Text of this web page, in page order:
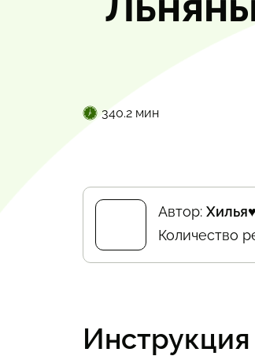
340.2 мин
Автор: Хилья♥
Количество